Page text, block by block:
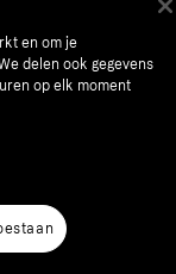
en om je
delen ook gegevens
op elk moment